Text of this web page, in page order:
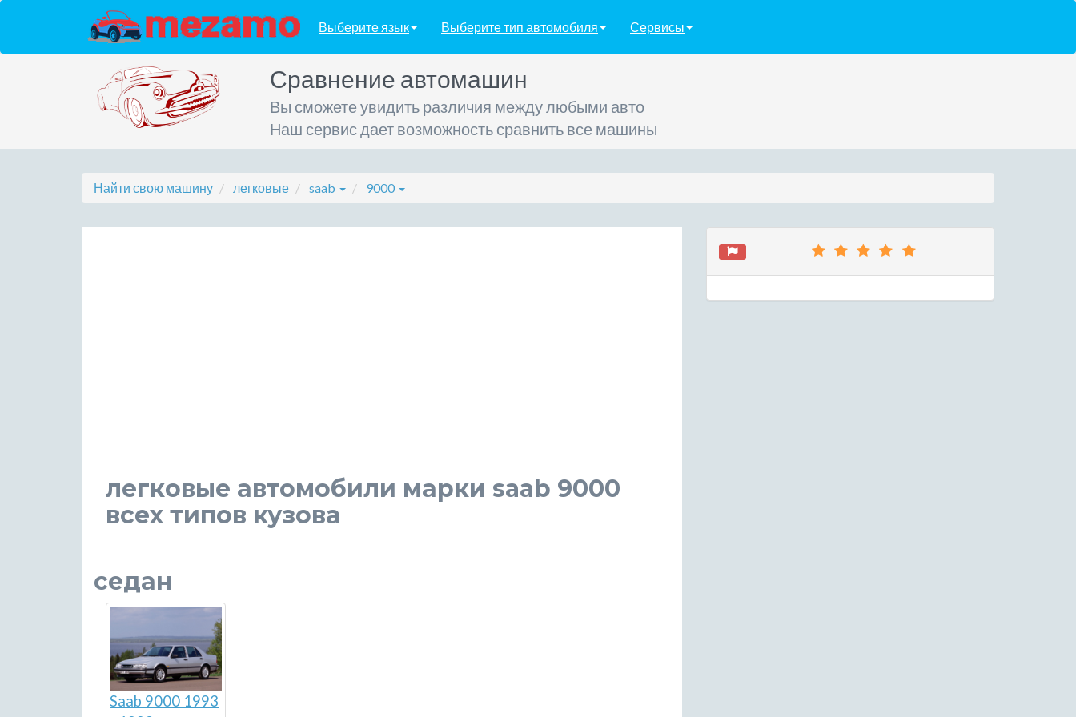
Выберите язык Выберите тип автомобиля Сервисы
Сравнение автомашин
Вы сможете увидить различия между любыми авто
Наш сервис дает возможность сравнить все машины
Найти свою машину легковые saab 9000
легковые автомобили марки saab 9000
всех типов кузова
седан
Saab 9000 1993